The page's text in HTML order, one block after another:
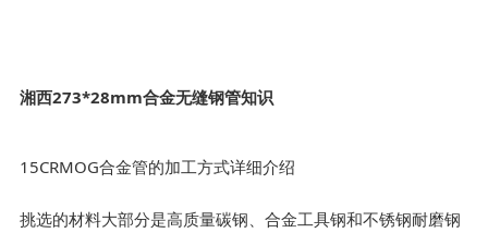
湘西273*28mm合金无缝钢管知识
15CRMOG合金管的加工方式详细介绍
挑选的材料大部分是高质量碳钢、合金工具钢和不锈钢耐磨钢